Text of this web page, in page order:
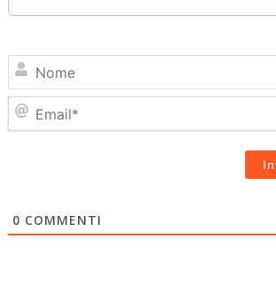
0 COMMENTI